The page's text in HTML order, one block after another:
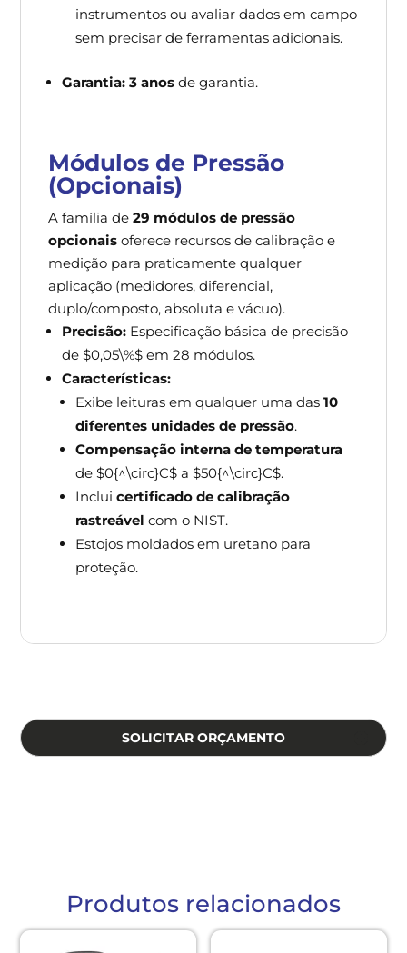
instrumentos ou avaliar dados em campo
sem precisar de ferramentas adicionais.
Garantia: 3 anos de garantia.
Módulos de Pressão
(Opcionais)
A família de29 módulos de pressão
opcionais oferece recursos de calibração e
medição para praticamente qualquer
aplicação (medidores, diferencial,
duplo/composto, absoluta e vácuo).
Precisão: Especificação básica de precisão
de $0,05\%$ em 28 módulos.
Características:
Exibe leituras em qualquer uma das10
diferentes unidades de pressão.
Compensação interna de temperatura
de $0{^\circ}C$ a $50{^\circ}C$.
Incluicertificado de calibração
rastreável com o NIST.
Estojos moldados em uretano para
proteção.
SOLICITAR ORÇAMENTO
Produtos relacionados